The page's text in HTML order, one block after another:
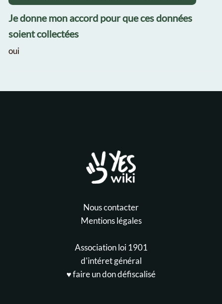
Je donne mon accord pour que ces données
soient collectées
oui
Nous contacter
Mentions légales
Association loi 1901
d'intéret général
♥️ faire un don défiscalisé